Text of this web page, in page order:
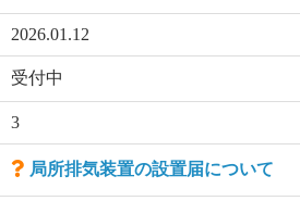
2026.01.12
受付中
3
局所排気装置の設置届について